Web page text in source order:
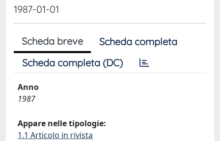
1987-01-01
Scheda breve
Scheda completa
Scheda completa (DC)
Anno
1987
Appare nelle tipologie:
1.1 Articolo in rivista